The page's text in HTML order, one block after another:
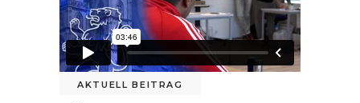
AKTUELL BEITRAG